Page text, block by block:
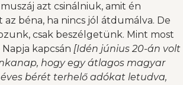
azt csinálniuk, amit én
az béna, ha nincs jól átdumálva. De
csak beszélgetünk. Mint most
kapcsán [Idén június 20-án volt
hogy egy átlagos magyar
bérét terhelő adókat letudva,